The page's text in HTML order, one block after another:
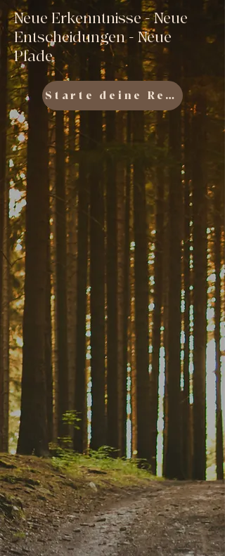
Neue Erkenntnisse - Neue
Entscheidungen - Neue
Pfade
Starte deine Reise